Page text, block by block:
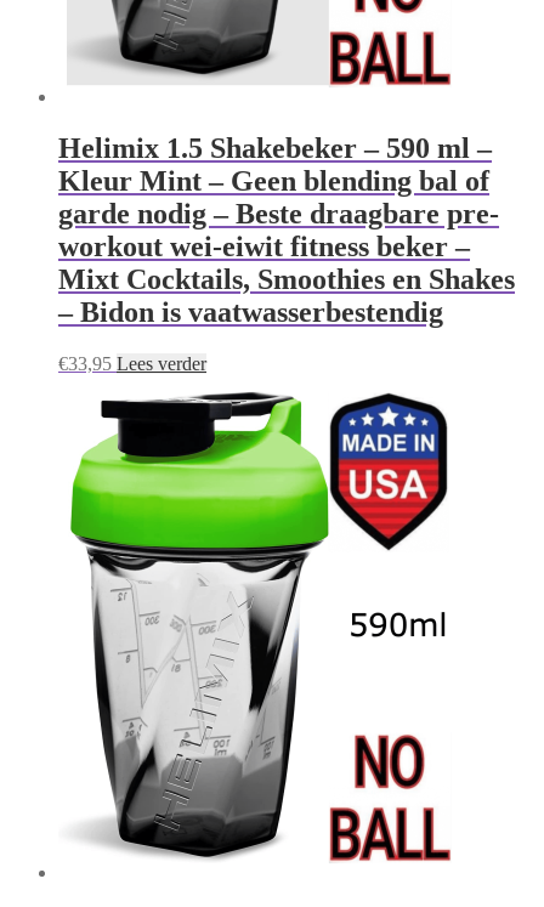
Helimix 1.5 Shakebeker – 590 ml –
Kleur Mint – Geen blending bal of
garde nodig – Beste draagbare pre-
workout wei-eiwit fitness beker –
Mixt Cocktails, Smoothies en Shakes
– Bidon is vaatwasserbestendig
€33,95 Lees verder